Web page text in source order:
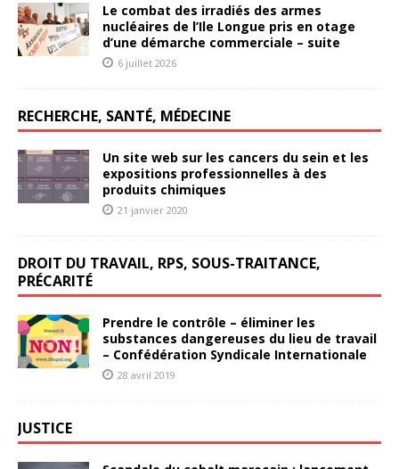
Le combat des irradiés des armes
nucléaires de l’Ile Longue pris en otage
d’une démarche commerciale – suite
6 juillet 2026
RECHERCHE, SANTÉ, MÉDECINE
Un site web sur les cancers du sein et les
expositions professionnelles à des
produits chimiques
21 janvier 2020
DROIT DU TRAVAIL, RPS, SOUS-TRAITANCE,
PRÉCARITÉ
Prendre le contrôle – éliminer les
substances dangereuses du lieu de travail
– Confédération Syndicale Internationale
28 avril 2019
JUSTICE